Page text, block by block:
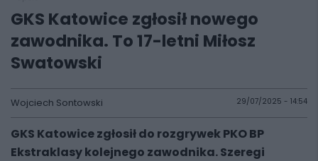
GKS Katowice zgłosił nowego
zawodnika. To 17-letni Miłosz
Swatowski
Wojciech Sontowski 29/07/2025 - 14:54
GKS Katowice zgłosił do rozgrywek PKO BP
Ekstraklasy kolejnego zawodnika. Szeregi